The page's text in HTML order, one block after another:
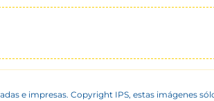
e impresas. Copyright IPS, estas imágenes